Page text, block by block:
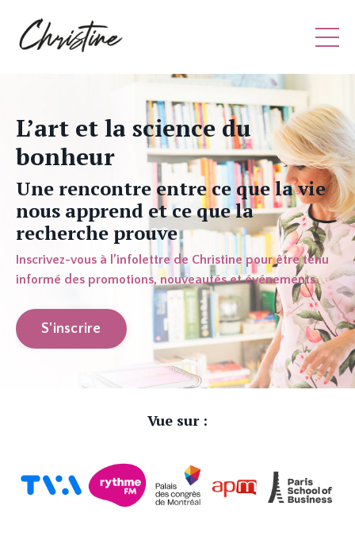
L’art et la science du
bonheur
Une rencontre entre ce que la vie
nous apprend et ce que la
recherche prouve
Inscrivez-vous à l’infolettre de Christine pour être tenu
informé des promotions, nouveautés et événements.
S'inscrire
Vue sur :